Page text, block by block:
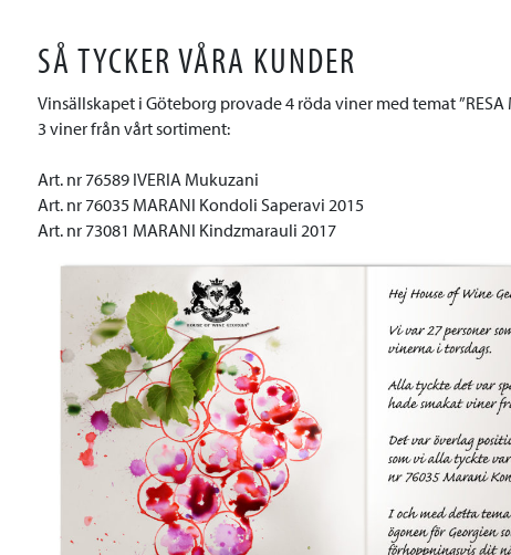
SÅ TYCKER VÅRA KUNDER
Vinsällskapet i Göteborg provade 4 röda viner med temat ”RESA
3 viner från vårt sortiment:
Art. nr 76589 IVERIA Mukuzani
Art. nr 76035 MARANI Kondoli Saperavi 2015
Art. nr 73081 MARANI Kindzmarauli 2017